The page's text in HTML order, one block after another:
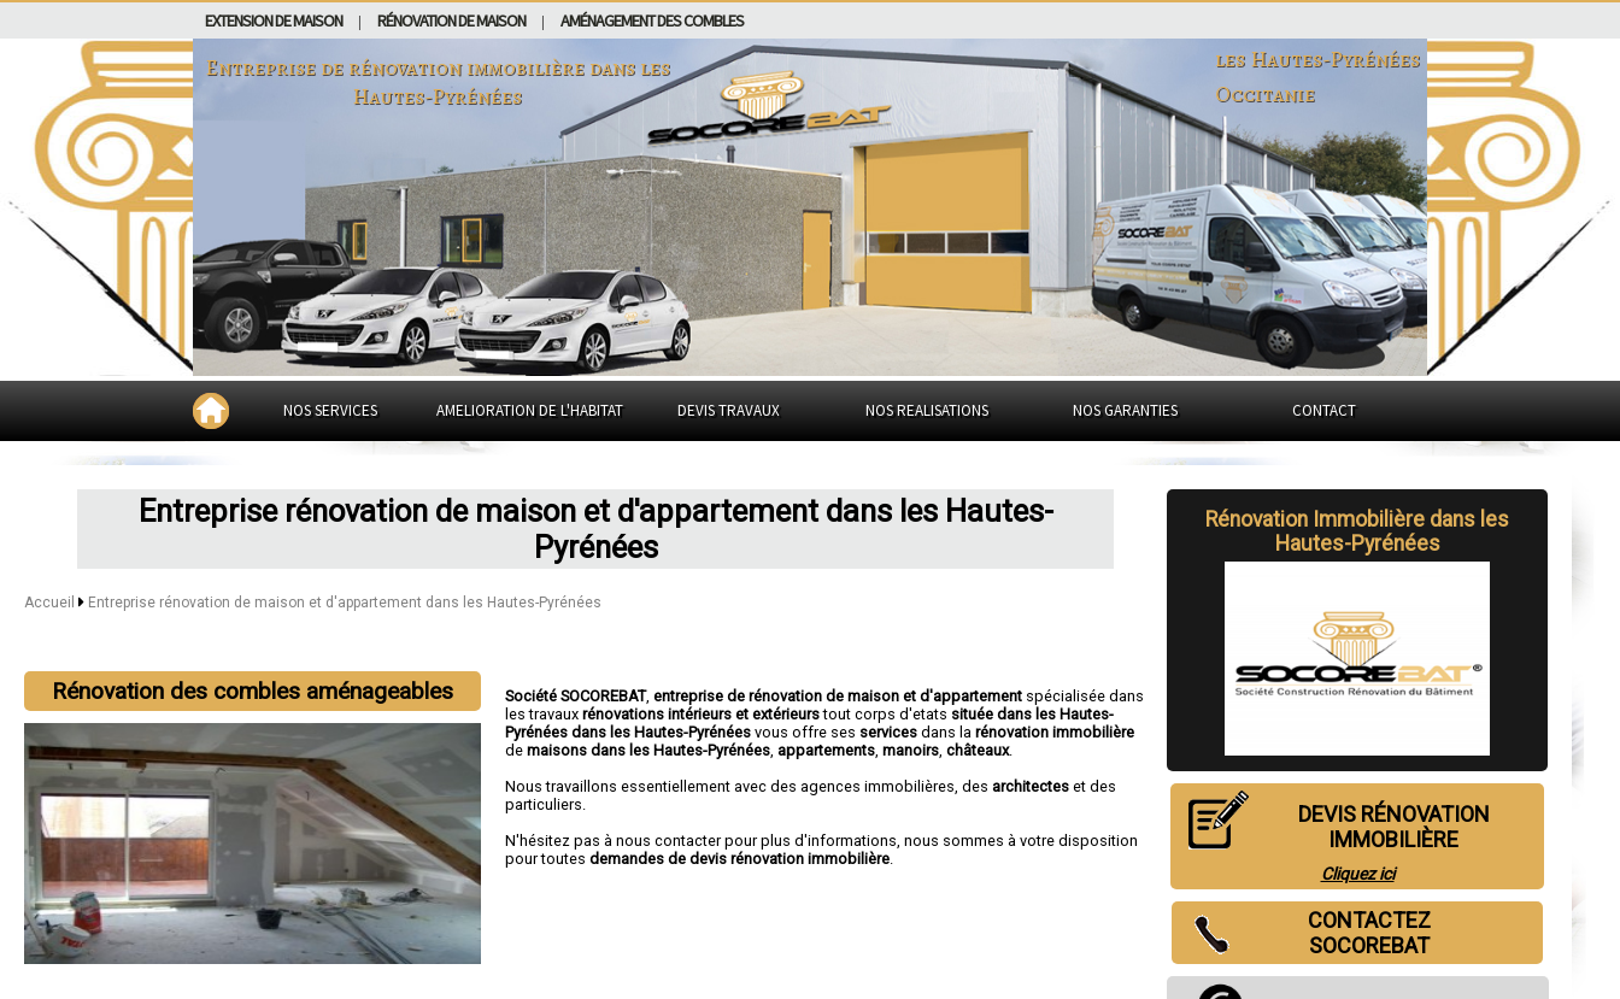
EXTENSION DE MAISON RÉNOVATION DE MAISON AMÉNAGEMENT DES COMBLES
Entreprise de rénovation immobilière dans les
Hautes-Pyrénées
les Hautes-Pyrénées
Occitanie
NOS SERVICES AMELIORATION DE L'HABITAT DEVIS TRAVAUX NOS REALISATIONS NOS GARANTIES CONTACT
Entreprise rénovation de maison et d'appartement dans les Hautes-
Pyrénées
Accueil Entreprise rénovation de maison et d'appartement dans les Hautes-Pyrénées
Rénovation des combles aménageables Société SOCOREBAT,entreprise de rénovation de maison et d'appartement spécialisée dans
les travauxrénovations intérieurs et extérieurstout corps d'etats située dans les Hautes-
Pyrénées dans les Hautes-Pyrénéesvous offre ses services dans larénovation immobilière
demaisons dans les Hautes-Pyrénées appartements ,manoirs ,châteaux.
Nous travaillons essentiellement avec des agences immobilières, des architectes et des
particuliers.
N'hésitez pas à nous contacter pour plus d'informations, nous sommes à votre disposition
pour toutesdemandes de devis rénovation immobilière
Rénovation Immobilière dans les
Hautes-Pyrénées
DEVIS RÉNOVATION
IMMOBILIÈRE
Cliquez ici
CONTACTEZ
SOCOREBAT